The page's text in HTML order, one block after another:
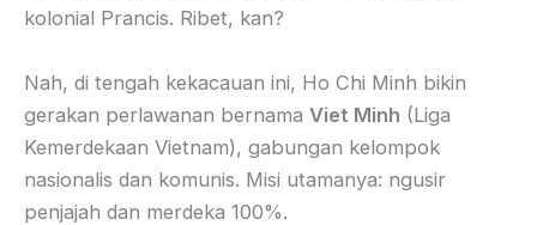
kolonial Prancis. Ribet, kan?
Nah, di tengah kekacauan ini, Ho Chi Minh bikin
gerakan perlawanan bernama Viet Minh (Liga
Kemerdekaan Vietnam), gabungan kelompok
nasionalis dan komunis. Misi utamanya: ngusir
penjajah dan merdeka 100%.